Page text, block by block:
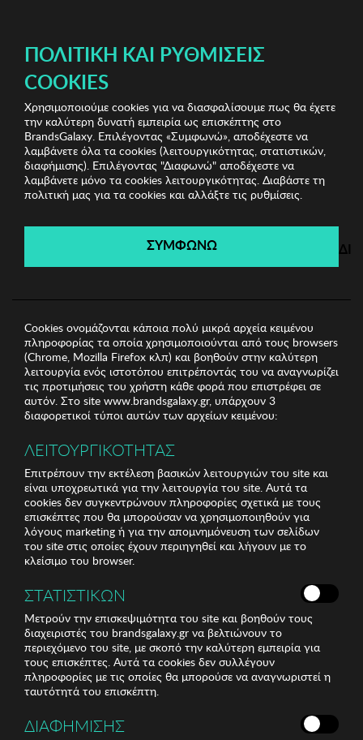
Bags & Sunglasses Bazaar
Γυναικεία Γυαλιά Ηλίου
Γυναικεία Γυαλιά Ηλίου Emily Westwood
Bags & Sunglasses Bazaar
Λήγει σε: 00ημέρες | 00ώρες 00λεπτά 00δευτ.
ΠΟΛΙΤΙΚΉ ΚΑΙ ΡΥΘΜΊΣΕΙΣ
COOKIES
Χρησιμοποιούμε cookies για να διασφαλίσουμε πως θα έχετε
την καλύτερη δυνατή εμπειρία ως επισκέπτης στο
BrandsGalaxy. Επιλέγοντας «Συμφωνώ», αποδέχεστε να
λαμβάνετε όλα τα cookies (λειτουργικότητας, στατιστικών,
διαφήμισης). Επιλέγοντας "Διαφωνώ" αποδέχεστε να
λαμβάνετε μόνο τα cookies λειτουργικότητας. Διαβάστε τη
πολιτική μας για τα cookies και αλλάξτε τις ρυθμίσεις.
ΣΥΜΦΩΝΩ
Cookies ονομάζονται κάποια πολύ μικρά αρχεία κειμένου
πληροφορίας τα οποία χρησιμοποιούνται από τους browsers
(Chrome, Mozilla Firefox κλπ) και βοηθούν στην καλύτερη
λειτουργία ενός ιστοτόπου επιτρέποντάς του να αναγνωρίζει
τις προτιμήσεις του χρήστη κάθε φορά που επιστρέφει σε
αυτόν. Στο site www.brandsgalaxy.gr, υπάρχουν 3
διαφορετικοί τύποι αυτών των αρχείων κειμένου:
ΛΕΙΤΟΥΡΓΙΚΟΤΗΤΑΣ
Επιτρέπουν την εκτέλεση βασικών λειτουργιών του site και
είναι υποχρεωτικά για την λειτουργία του site. Αυτά τα
cookies δεν συγκεντρώνουν πληροφορίες σχετικά με τους
επισκέπτες που θα μπορούσαν να χρησιμοποιηθούν για
λόγους marketing ή για την απομνημόνευση των σελίδων
του site στις οποίες έχουν περιηγηθεί και λήγουν με το
κλείσιμο του browser.
ΣΤΑΤΙΣΤΙΚΩΝ
Μετρούν την επισκεψιμότητα του site και βοηθούν τους
διαχειριστές του brandsgalaxy.gr να βελτιώνουν το
περιεχόμενο του site, με σκοπό την καλύτερη εμπειρία για
τους επισκέπτες. Αυτά τα cookies δεν συλλέγουν
πληροφορίες με τις οποίες θα μπορούσε να αναγνωριστεί η
ταυτότητά του επισκέπτη.
ΔΙΑΦΗΜΙΣΗΣ